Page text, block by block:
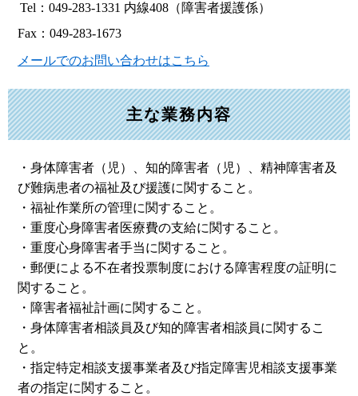
Tel：049-283-1331 内線408 （障害者援護係）
Fax：049-283-1673
メールでのお問い合わせはこちら
主な業務内容
・身体障害者（児）、知的障害者（児）、精神障害者及
び難病患者の福祉及び援護に関すること。
・福祉作業所の管理に関すること。
・重度心身障害者医療費の支給に関すること。
・重度心身障害者手当に関すること。
・郵便による不在者投票制度における障害程度の証明に
関すること。
・障害者福祉計画に関すること。
・身体障害者相談員及び知的障害者相談員に関するこ
と。
・指定特定相談支援事業者及び指定障害児相談支援事業
者の指定に関すること。